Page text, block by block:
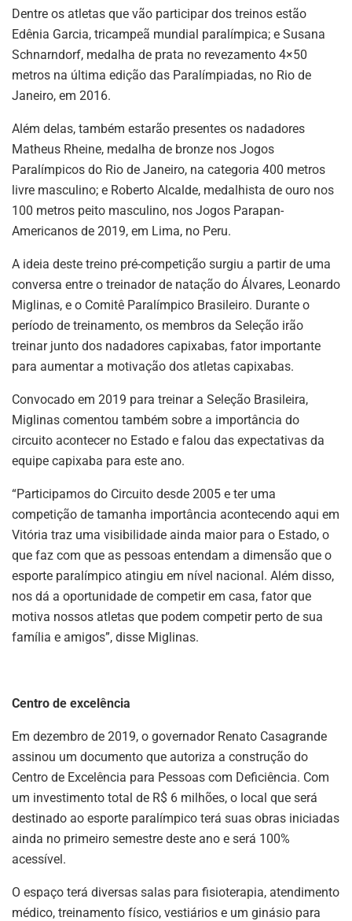
Dentre os atletas que vão participar dos treinos estão
Edênia Garcia, tricampeã mundial paralímpica; e Susana
Schnarndorf, medalha de prata no revezamento 4×50
metros na última edição das Paralímpiadas, no Rio de
Janeiro, em 2016.
Além delas, também estarão presentes os nadadores
Matheus Rheine, medalha de bronze nos Jogos
Paralímpicos do Rio de Janeiro, na categoria 400 metros
livre masculino; e Roberto Alcalde, medalhista de ouro nos
100 metros peito masculino, nos Jogos Parapan-
Americanos de 2019, em Lima, no Peru.
A ideia deste treino pré-competição surgiu a partir de uma
conversa entre o treinador de natação do Álvares, Leonardo
Miglinas, e o Comitê Paralímpico Brasileiro. Durante o
período de treinamento, os membros da Seleção irão
treinar junto dos nadadores capixabas, fator importante
para aumentar a motivação dos atletas capixabas.
Convocado em 2019 para treinar a Seleção Brasileira,
Miglinas comentou também sobre a importância do
circuito acontecer no Estado e falou das expectativas da
equipe capixaba para este ano.
“Participamos do Circuito desde 2005 e ter uma
competição de tamanha importância acontecendo aqui em
Vitória traz uma visibilidade ainda maior para o Estado, o
que faz com que as pessoas entendam a dimensão que o
esporte paralímpico atingiu em nível nacional. Além disso,
nos dá a oportunidade de competir em casa, fator que
motiva nossos atletas que podem competir perto de sua
família e amigos”, disse Miglinas.
Centro de excelência
Em dezembro de 2019, o governador Renato Casagrande
assinou um documento que autoriza a construção do
Centro de Excelência para Pessoas com Deficiência. Com
um investimento total de R$ 6 milhões, o local que será
destinado ao esporte paralímpico terá suas obras iniciadas
ainda no primeiro semestre deste ano e será 100%
acessível.
O espaço terá diversas salas para fisioterapia, atendimento
médico, treinamento físico, vestiários e um ginásio para